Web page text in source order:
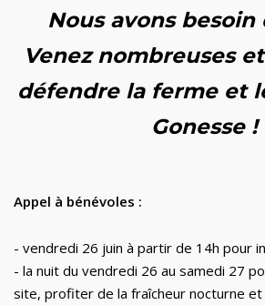
Nous avons besoin
Venez nombreuses
défendre la ferme et
Gonesse !
Appel à bénévoles :
- vendredi 26 juin à partir de 14h pour
- la nuit du vendredi 26 au samedi 27
site, profiter de la fraîcheur nocturne